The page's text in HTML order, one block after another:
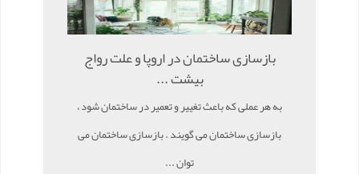
بازسازی ساختمان در اروپا و علت رواج
بیشت ...
به هر عملی که باعث تغییر و تعمیر در ساختمان شود ،
بازسازی ساختمان می گویند . بازسازی ساختمان می
توان ...